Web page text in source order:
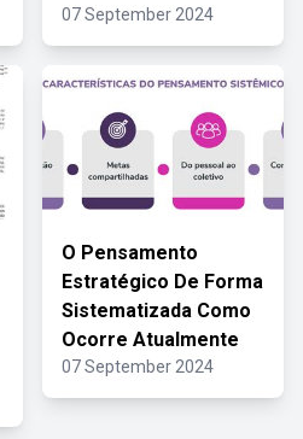
07 September 2024
O Pensamento
Estratégico De Forma
Sistematizada Como
Ocorre Atualmente
07 September 2024